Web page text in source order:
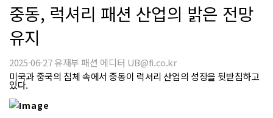
중동, 럭셔리 패션 산업의 밝은 전망
유지
2025-06-27 유재부 패션 에디터 UB@fi.co.kr
미국과 중국의 침체 속에서 중동이 럭셔리 산업의 성장을 뒷받침하고
있다.